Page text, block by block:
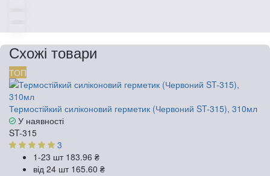
Схожі товари
ТОП
Термостійкий силіконовий герметик (Червоний ST-315), 310мл
У наявності
ST-315
3
1-23 шт 183.96 ₴
від 24 шт 165.60 ₴